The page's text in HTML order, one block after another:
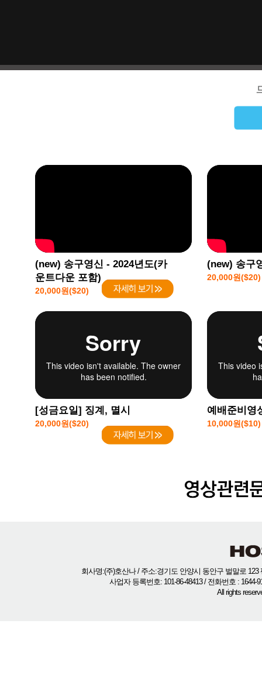
(new) 송구영신 - 2024년도(카
운트다운 포함)
20,000원($20)
(new) 송구
20,000원($20)
[성금요일] 징계, 멸시
20,000원($20)
예배준비영
10,000원($10)
회사명:(주)호산나 / 주소:경기도 안양시 동안구 벌말로
사업자 등록번호: 101-86-48413 / 전화번호 :
All rights